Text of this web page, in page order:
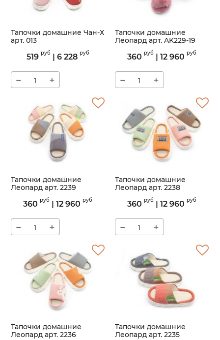
Тапочки домашние Чан-Х
арт. 013
519 руб| 6 228 руб
− +
Тапочки домашние
Леопард арт. AK229-19
AK229-19
360 руб | 12 960 руб
− +
Тапочки домашние
Леопард арт. 2239
2239
360 руб | 12 960 руб
− +
Тапочки домашние
Леопард арт. 2238
2238
360 руб | 12 960 руб
− +
Тапочки домашние
Леопард арт. 2236
Тапочки домашние
Леопард арт. 2235